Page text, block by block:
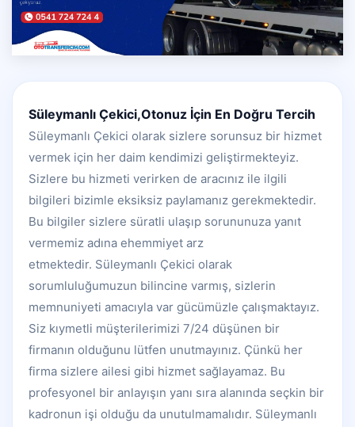
Süleymanlı Çekici,Otonuz İçin En Doğru Tercih
Süleymanlı Çekici olarak sizlere sorunsuz bir hizmet
vermek için her daim kendimizi geliştirmekteyiz.
Sizlere bu hizmeti verirken de aracınız ile ilgili
bilgileri bizimle eksiksiz paylamanız gerekmektedir.
Bu bilgiler sizlere süratli ulaşıp sorununuza yanıt
vermemiz adına ehemmiyet arz
etmektedir. Süleymanlı Çekici olarak
sorumluluğumuzun bilincine varmış, sizlerin
memnuniyeti amacıyla var gücümüzle çalışmaktayız.
Siz kıymetli müşterilerimizi 7/24 düşünen bir
firmanın olduğunu lütfen unutmayınız. Çünkü her
firma sizlere ailesi gibi hizmet sağlayamaz. Bu
profesyonel bir anlayışın yanı sıra alanında seçkin bir
kadronun işi olduğu da unutulmamalıdır. Süleymanlı